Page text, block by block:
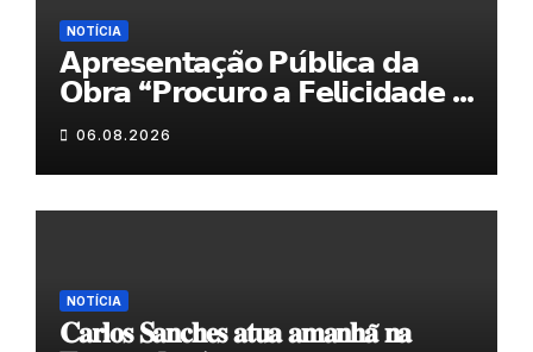
NOTÍCIA
𝗔𝗽𝗿𝗲𝘀𝗲𝗻𝘁𝗮𝗰̧𝗮̃𝗼 𝗣𝘂́𝗯𝗹𝗶𝗰𝗮 𝗱𝗮
𝗢𝗯𝗿𝗮 “𝗣𝗿𝗼𝗰𝘂𝗿𝗼 𝗮 𝗙𝗲𝗹𝗶𝗰𝗶𝗱𝗮𝗱𝗲 𝗲
𝗲𝗹𝗮 𝗺𝗼𝗿𝗮 𝗰𝗼𝗺𝗶𝗴𝗼”
06.08.2026
NOTÍCIA
𝐂𝐚𝐫𝐥𝐨𝐬 𝐒𝐚𝐧𝐜𝐡𝐞𝐬 𝐚𝐭𝐮𝐚 𝐚𝐦𝐚𝐧𝐡𝐚̃ 𝐧𝐚